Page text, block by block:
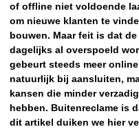
of offline niet voldoende
om nieuwe klanten te
bouwen. Maar feit is dat
dagelijks al overspoeld
gebeurt steeds meer
natuurlijk bij aansluiten,
kansen die minder
hebben. Buitenreclame is
dit artikel duiken we hier